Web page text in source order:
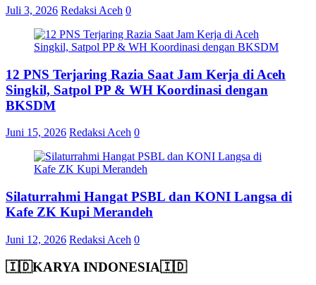
Juli 3, 2026 Redaksi Aceh 0
12 PNS Terjaring Razia Saat Jam Kerja di Aceh
Singkil, Satpol PP & WH Koordinasi dengan
BKSDM
Juni 15, 2026 Redaksi Aceh 0
Silaturrahmi Hangat PSBL dan KONI Langsa di
Kafe ZK Kupi Merandeh
Juni 12, 2026 Redaksi Aceh 0
🇮🇩KARYA INDONESIA🇮🇩